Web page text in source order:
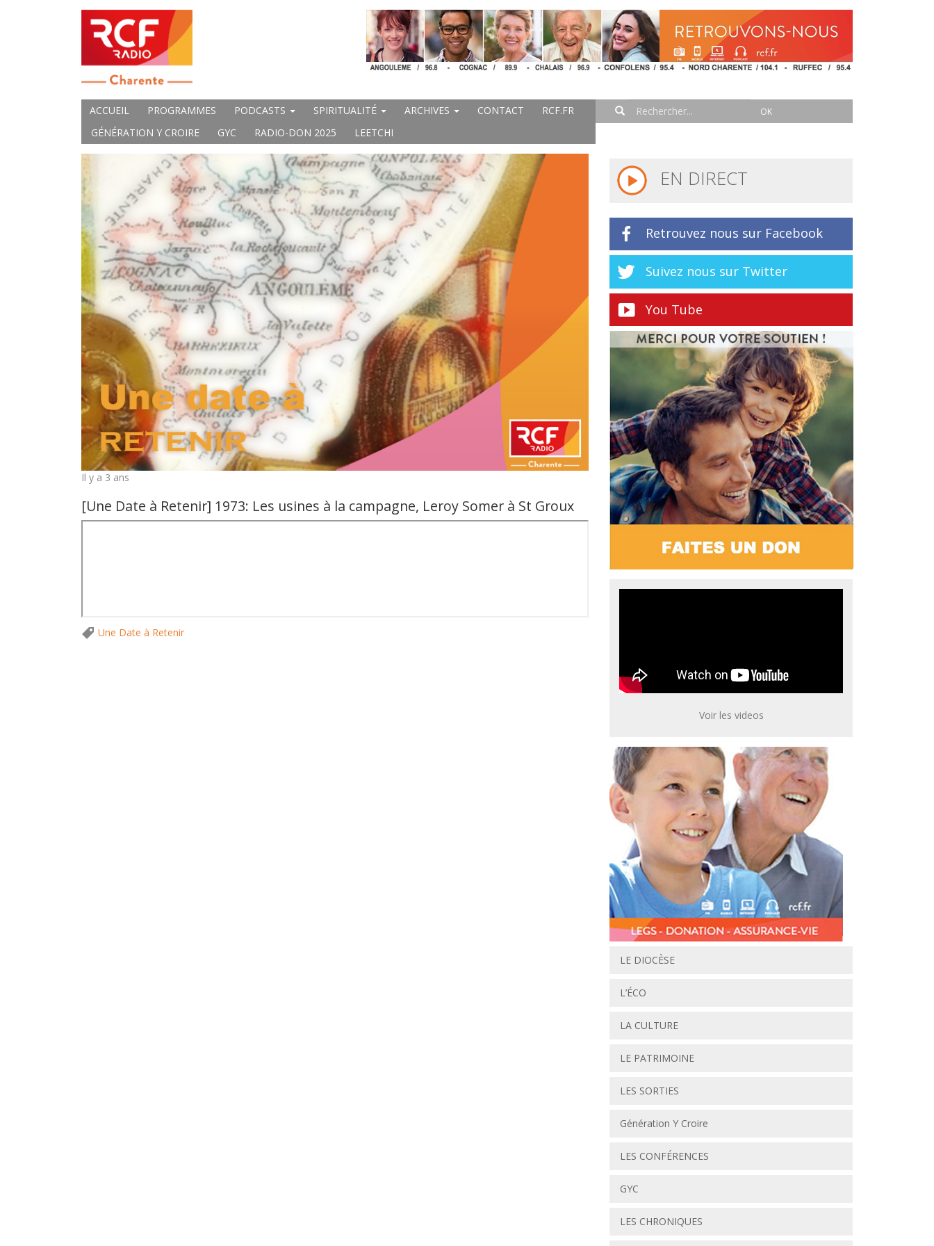
ACCUEIL PROGRAMMES PODCASTS SPIRITUALITÉ ARCHIVES CONTACT
RCF.FR
GÉNÉRATION Y CROIRE
GYC RADIO-DON 2025 LEETCHI
Il y a 3 ans
[Une Date à Retenir] 1973: Les usines à la campagne, Leroy Somer à St Groux
Une Date à Retenir
EN DIRECT
Retrouvez nous sur Facebook
Suivez nous sur Twitter
You Tube
Voir les videos
LE DIOCÈSE
L’ÉCO
LA CULTURE
LE PATRIMOINE
LES SORTIES
Génération Y Croire
LES CONFÉRENCES
GYC
LES CHRONIQUES